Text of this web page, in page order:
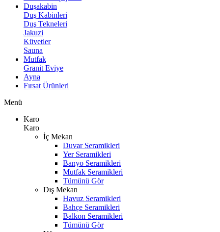
Duşakabin
Duş Kabinleri
Duş Tekneleri
Jakuzi
Küvetler
Sauna
Mutfak
Granit Eviye
Ayna
Fırsat Ürünleri
Menü
Karo
Karo
İç Mekan
Duvar Seramikleri
Yer Seramikleri
Banyo Seramikleri
Mutfak Seramikleri
Tümünü Gör
Dış Mekan
Havuz Seramikleri
Bahçe Seramikleri
Balkon Seramikleri
Tümünü Gör